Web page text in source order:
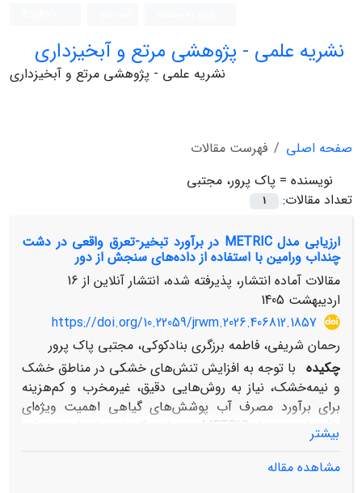
نشریه علمی - پژوهشی مرتع و آبخیزداری
نشریه علمی - پژوهشی مرتع و آبخیزداری
صفحه اصلی
فهرست مقالات
نویسنده = پاک پرور، مجتبی
تعداد مقالات:
1
ارزیابی مدل METRIC در برآورد تبخیر-تعرق واقعی در دشت
چنداب ورامین با استفاده از داده‌های سنجش از دور
مقالات آماده انتشار، پذیرفته شده، انتشار آنلاین از 16
اردیبهشت 1405
https://doi.org/10.22059/jrwm.2026.406812.1857
رحمان شریفی، فاطمه برزگری بنادکوکی، مجتبی پاک پرور
چکیده با توجه به افزایش تنش‌های خشکی در مناطق خشک
و نیمه‌خشک، نیاز به روش‌هایی دقیق، غیرمخرب و کم‌هزینه
برای برآورد مصرف آب پوشش‌های گیاهی اهمیت ویژه‌ای
یافته است. مدل METRIC به‌عنوان یکی از مدل‌های پیشرفته
مبتنی بر سنجش از دور، در سال‌های اخیر برای تخمین تبخیر-
بیشتر
مشاهده مقاله